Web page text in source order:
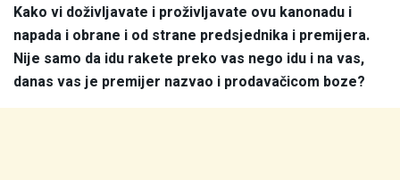
Kako vi doživljavate i proživljavate ovu kanonadu i
napada i obrane i od strane predsjednika i premijera.
Nije samo da idu rakete preko vas nego idu i na vas,
danas vas je premijer nazvao i prodavačicom boze?